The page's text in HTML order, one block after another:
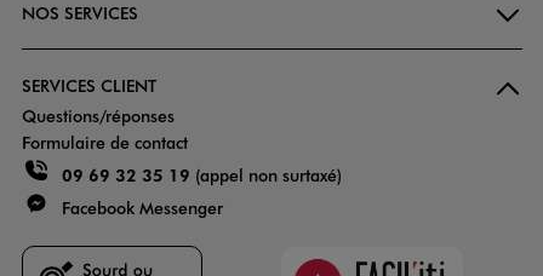
NOS SERVICES
SERVICES CLIENT
Questions/réponses
Formulaire de contact
09 69 32 35 19 (appel non surtaxé)
Facebook Messenger
Faciliti